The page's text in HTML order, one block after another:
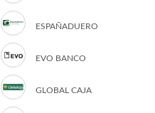
ESPAÑADUERO
EVO BANCO
GLOBAL CAJA